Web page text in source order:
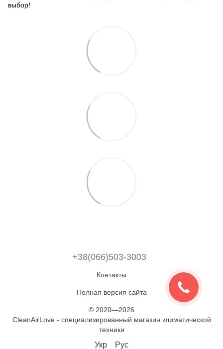
выбор!
+38(066)503-3003
Контакты
Полная версия сайта
© 2020—2026
CleanAirLove - специализированный магазин климатической
техники
Укр Рус